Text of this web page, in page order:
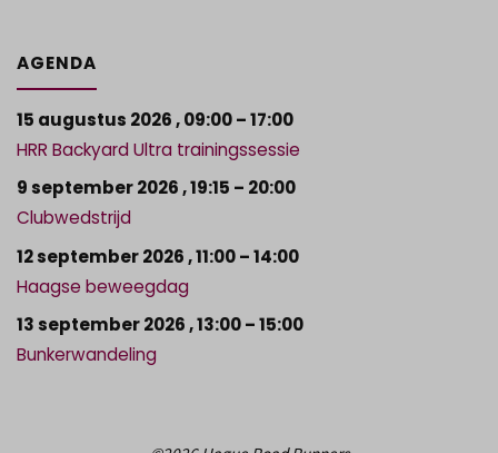
AGENDA
15 augustus 2026,09:00– 17:00
HRR Backyard Ultra trainingssessie
9 september 2026,19:15 – 20:00
Clubwedstrijd
12 september 2026,11:00– 14:00
Haagse beweegdag
13 september 2026,13:00– 15:00
Bunkerwandeling